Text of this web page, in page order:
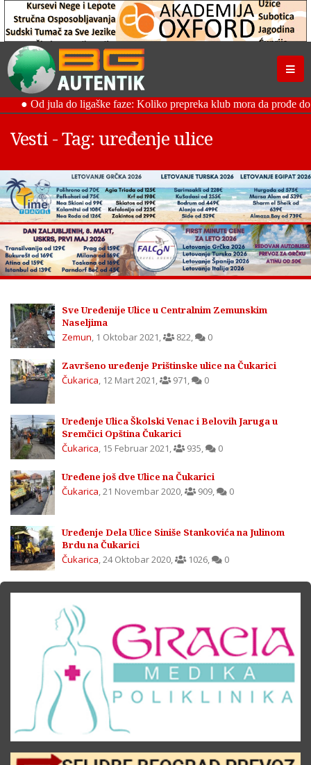
Vesti - Tag: uređenje ulice
Sve Uređenije Ulice u Centralnim Zemunskim
Naseljima
Zemun, 1 Oktobar 2021, 822, 0
Završeno uređenje Prištinske ulice na Čukarici
Čukarica, 12 Mart 2021, 971, 0
Uređenje Ulica Školski Venac i Belovih Jaruga u
Sremčici Opština Čukarici
Čukarica, 15 Februar 2021, 935, 0
Uređene još dve Ulice na Čukarici
Čukarica,21 Novembar 2020, 909, 0
Uređenje Dela Ulice Siniše Stankovića na Julinom
Brdu na Čukarici
Čukarica,24 Oktobar 2020, 1026, 0